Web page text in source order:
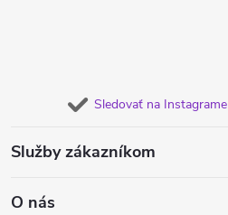
Sledovať na Instagrame
Služby zákazníkom
O nás